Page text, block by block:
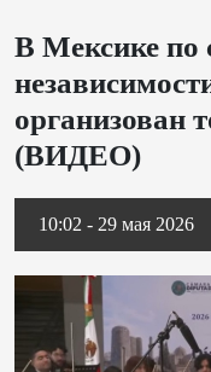
В Мексике по
организован
(ВИДЕО)
10:02 - 29 мая 2026